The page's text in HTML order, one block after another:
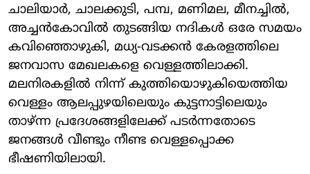
ചാലിയാർ, ചാലക്കുടി, പമ്പ, മണിമല, മീനച്ചിൽ,
അച്ചൻകോവിൽ തുടങ്ങിയ നദികൾ ഒരേ സമയം
കവിഞ്ഞൊഴുകി, മധ്യ-വടക്കൻ കേരളത്തിലെ
ജനവാസ മേഖലകളെ വെള്ളത്തിലാക്കി.
മലനിരകളിൽ നിന്ന് കുത്തിയൊഴുകിയെത്തിയ
വെള്ളം ആലപ്പുഴയിലെയും കുട്ടനാട്ടിലെയും
താഴ്ന്ന പ്രദേശങ്ങളിലേക്ക് പടർന്നതോടെ
ജനങ്ങൾ വീണ്ടും നീണ്ട വെള്ളപ്പൊക്ക
ഭീഷണിയിലായി.